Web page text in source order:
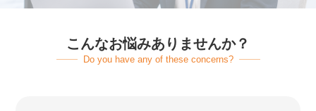
こんなお悩みありませんか？
Do you have any of these concerns?